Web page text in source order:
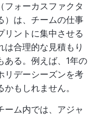
フォーカスファクタ
）は、チームの仕事
リントに集中させる
は合理的な見積もり
ある。例えば、1年の
リデーシーズンを考
もしれません。
ーム内では、アジャ